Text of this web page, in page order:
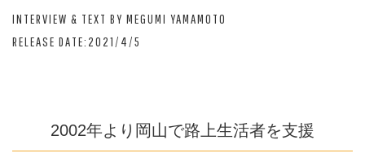
INTERVIEW & TEXT BY MEGUMI YAMAMOTO
RELEASE DATE:2021/4/5
2002年より岡山で路上生活者を支援